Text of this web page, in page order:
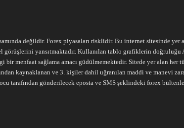
değildir. Forex piyasaları risklidir. Bu internet sitesinde
yansıtmaktadır. Kullanılan tablo grafiklerin doğruluğu
menfaat sağlama amacı güdülmemektedir. Sitede yer alan
kaynaklanan ve 3. kişiler dahil uğranılan maddi ve manevi
tarafından gönderilecek eposta ve SMS şeklindeki forex